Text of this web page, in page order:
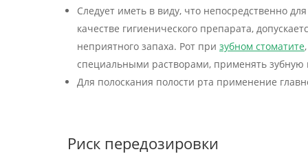
Следует иметь в виду, что непосредственно
качестве гигиенического препарата,
неприятного запаха. Рот при зубном стоматите
специальными растворами, применять зубную
Для полоскания полости рта применение
Риск передозировки